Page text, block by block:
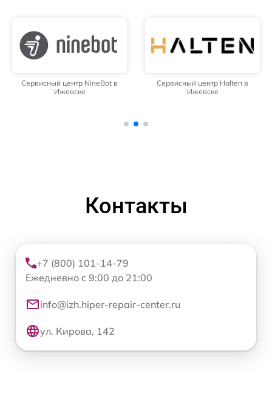
Сервисный центр NineBot в
Ижевске
Сервисный центр Halten в
Ижевске
Контакты
+7 (800) 101-14-79
Ежедневно с 9:00 до 21:00
info@izh.hiper-repair-center.ru
ул. Кирова, 142